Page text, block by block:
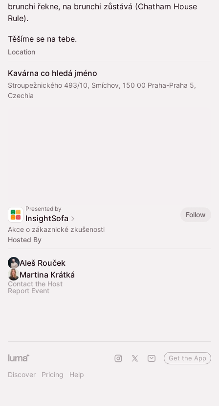
brunchi řekne, na brunchi zůstává (Chatham House
Rule).
Těšíme se na tebe.
Location
Kavárna co hledá jméno
Stroupežnického 493/10, Smíchov, 150 00 Praha-Praha 5,
Czechia
Presented by
InsightSofa
Follow
Akce o zákaznické zkušenosti
Hosted By
Aleš Rouček
Martina Krátká
Contact the Host
Report Event
Discover Pricing Help
Get the App